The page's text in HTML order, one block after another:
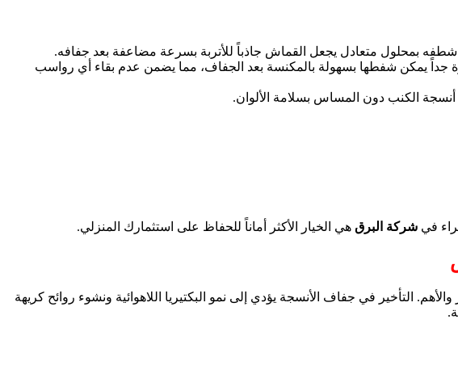
بمحلول متعادل يجعل القماش جاذباً للأتربة بسرعة مضاعفة بعد جفافه.
جداً يمكن شفطها بسهولة بالمكنسة بعد الجفاف، مما يضمن عدم بقاء أي رواسب
أنسجة الكنب دون المساس بسلامة الألوان.
في شركة البرق هي الخيار الأكثر أماناً للحفاظ على استثمارك المنزلي.
التأخير في جفاف الأنسجة يؤدي إلى نمو البكتيريا اللاهوائية ونشوء روائح كريهة